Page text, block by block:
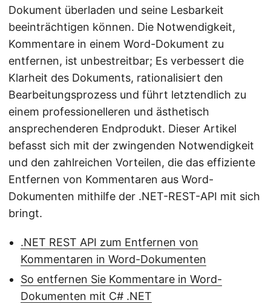
Dokument überladen und seine Lesbarkeit
beeinträchtigen können. Die Notwendigkeit,
Kommentare in einem Word-Dokument zu
entfernen, ist unbestreitbar; Es verbessert die
Klarheit des Dokuments, rationalisiert den
Bearbeitungsprozess und führt letztendlich zu
einem professionelleren und ästhetisch
ansprechenderen Endprodukt. Dieser Artikel
befasst sich mit der zwingenden Notwendigkeit
und den zahlreichen Vorteilen, die das effiziente
Entfernen von Kommentaren aus Word-
Dokumenten mithilfe der .NET-REST-API mit sich
bringt.
.NET REST API zum Entfernen von
Kommentaren in Word-Dokumenten
So entfernen Sie Kommentare in Word-
Dokumenten mit C# .NET